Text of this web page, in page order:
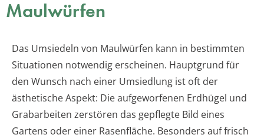
Maulwürfen
Das Umsiedeln von Maulwürfen kann in bestimmten
Situationen notwendig erscheinen. Hauptgrund für
den Wunsch nach einer Umsiedlung ist oft der
ästhetische Aspekt: Die aufgeworfenen Erdhügel und
Grabarbeiten zerstören das gepflegte Bild eines
Gartens oder einer Rasenfläche. Besonders auf frisch